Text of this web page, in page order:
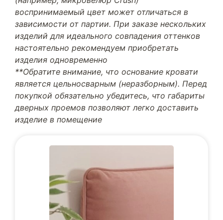
воспринимаемый цвет может отличаться в
зависимости от партии. При заказе нескольких
изделий для идеального совпадения оттенков
настоятельно рекомендуем приобретать
изделия одновременно
**Обратите внимание, что основание кровати
является цельносварным (неразборным). Перед
покупкой обязательно убедитесь, что габариты
дверных проемов позволяют легко доставить
изделие в помещение